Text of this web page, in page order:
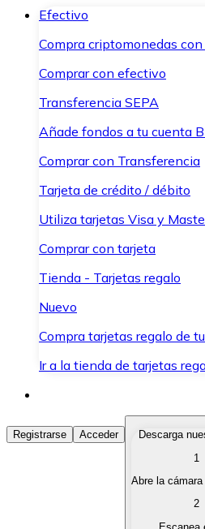
Efectivo
Compra criptomonedas
Comprar con efectivo
Transferencia SEPA
Añade fondos a tu cuenta
Comprar con Transferencia
Tarjeta de crédito / débito
Utiliza tarjetas Visa y
Comprar con tarjeta
Tienda - Tarjetas regalo
Nuevo
Compra tarjetas regalo de
Ir a la tienda de tarjetas
Comprar Criptomonedas
Compra criptomonedas
Vende tus criptomonedas
Registrarse Acceder
Descarga
1
Abre la cámara
2